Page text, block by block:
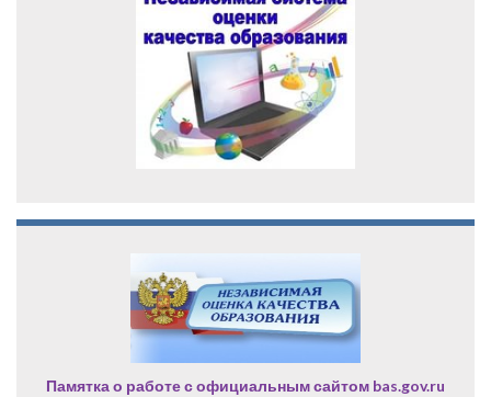
Памятка о работе с официальным сайтом bas.gov.ru